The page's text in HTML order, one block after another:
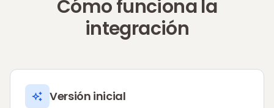
Cómo funciona la
integración
Versión inicial